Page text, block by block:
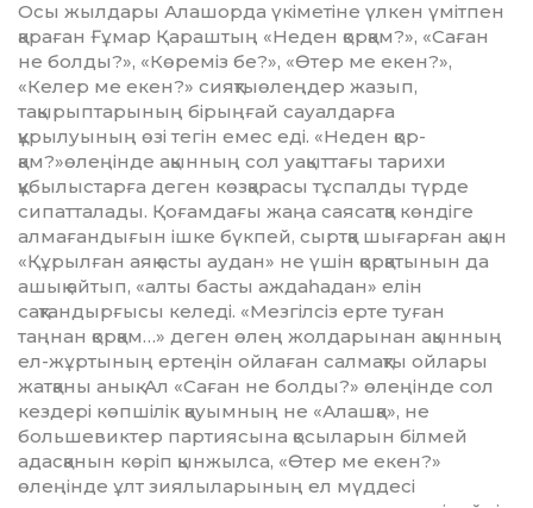
Осы жылдары Алашорда үкіметіне үлкен үміт­­пен
қараған Ғұмар Қараштың «Неден қор­қам?», «Саған
не болды?», «Көреміз бе?», «Өтер ме екен?»,
«Келер ме екен?» сияқтыөлең­дер жазып,
тақырыптарының бірыңғай сауал­дарға
құрылуының өзі тегін емес еді. «Не­ден қор­
қам?»өлеңінде ақынның сол уа­қыт­­тағы тарихи
құбылыстарға деген көз­қара­сы тұс­палды түрде
сипатталады. Қоғамдағы жаңа саясатқа көндіге
алмағандығын ішке бүкпей, сыртқа шығарған ақын
«Құрылған аяқ асты аудан» не үшін қорқатынын да
ашық айтып, «алты басты аждаһадан» елін
сақтандырғысы келеді. «Мезгілсіз ерте туған
таңнан қорқам…» деген өлең жолдарынан ақынның
ел-жұр­ты­ның ертеңін ойлаған салмақты ойлары
жат­қаны анық. Ал «Саған не болды?» өлеңінде сол
кездері көпшілік қауымның не «Алашқа», не
большевиктер партиясына қосыларын білмей
адасқанын көріп қынжылса, «Өтер ме екен?»
өлеңінде ұлт зиялыларының ел мүддесі